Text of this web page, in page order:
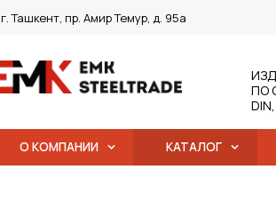
г. Ташкент, пр. Амир Темур, д. 95а
ПО
О КОМПАНИИ КАТАЛОГ